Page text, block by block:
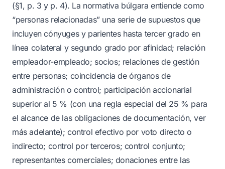
(§1, p. 3 y p. 4). La normativa búlgara entiende como
“personas relacionadas” una serie de supuestos que
incluyen cónyuges y parientes hasta tercer grado en
línea colateral y segundo grado por afinidad; relación
empleador-empleado; socios; relaciones de gestión
entre personas; coincidencia de órganos de
administración o control; participación accionarial
superior al 5 % (con una regla especial del 25 % para
el alcance de las obligaciones de documentación, ver
más adelante); control efectivo por voto directo o
indirecto; control por terceros; control conjunto;
representantes comerciales; donaciones entre las